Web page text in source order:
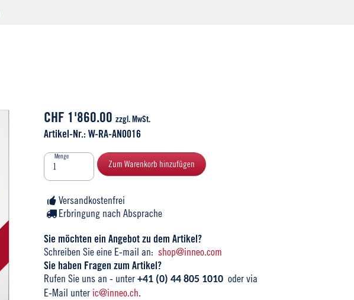
CHF 1'860.00 zzgl. MwSt.
Artikel-Nr.: W-RA-AN0016
Menge
Zum Warenkorb hinzufügen
Versandkostenfrei
Erbringung nach Absprache
Sie möchten ein Angebot zu dem Artikel?
Schreiben Sie eine E-mail an: shop@inneo.com
Sie haben Fragen zum Artikel?
Rufen Sie uns an - unter +41 (0) 44 805 1010 oder via
E-Mail unter ic@inneo.ch.